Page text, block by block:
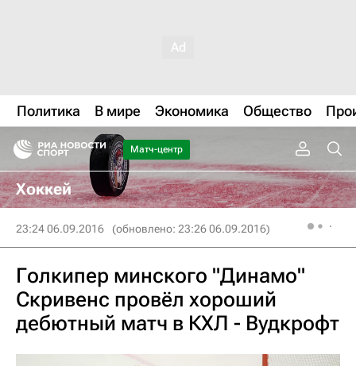
Политика В мире Экономика Общество
Матч-центр
Хоккей
23:24 06.09.2016 (обновлено: 23:26 06.09.2016)
Голкипер минского "Динамо"
Скривенс провёл хороший
дебютный матч в КХЛ - Вудкрофт